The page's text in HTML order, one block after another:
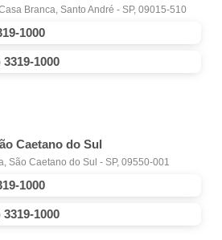
Branca, Santo André - SP, 09015-510
1000
1000
Caetano do Sul
São Caetano do Sul - SP, 09550-001
1000
1000